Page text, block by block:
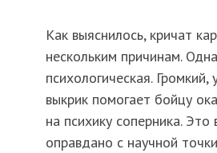
Как выяснилось, кричат
нескольким причинам.
психологическая.
выкрик помогает бойцу
на психику соперника. Это
оправдано с научной